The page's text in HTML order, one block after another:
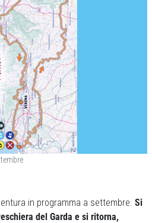
in programma a settembre. Si
del Garda e si ritorna,